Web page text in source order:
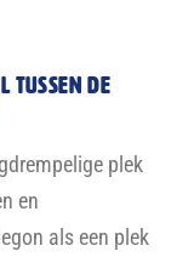
tussen de
plek
en
als een plek